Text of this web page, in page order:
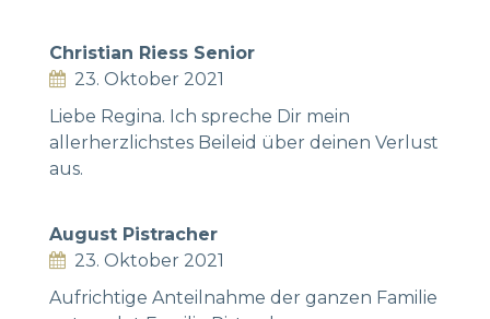
Christian Riess Senior
23. Oktober 2021
Liebe Regina. Ich spreche Dir mein
allerherzlichstes Beileid über deinen Verlust
aus.
August Pistracher
23. Oktober 2021
Aufrichtige Anteilnahme der ganzen Familie